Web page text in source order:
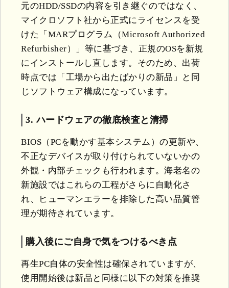
元のHDD/SSDの内容を引き継ぐのではなく、
マイクロソフト社から正式にライセンスを受
けた「MARプログラム（Microsoft Authorized
Refurbisher）」等に基づき、正規のOSを新規
にインストールし直します。そのため、出荷
時点では「工場から出たばかりの新品」と同
じソフトウェア構成になっています。
3. ハードウェアの徹底検査と清掃
BIOS（PCを動かす基本システム）の更新や、
不正なデバイスが取り付けられていないかの
外観・内部チェックも行われます。海老名の
新施設ではこれらの工程がさらに自動化さ
れ、ヒューマンエラーを排除した高い品質管
理が期待されています。
購入後にご自身で気をつけるべき点
再生PC自体の安全性は確保されていますが、
使用開始後は新品と同様に以下の対策を推奨